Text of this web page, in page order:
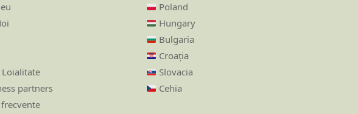
partners
Poland
Hungary
Bulgaria
Croația
Slovacia
Cehia